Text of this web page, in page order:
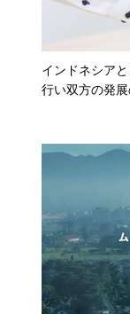
インドネシア
行い双方の発展